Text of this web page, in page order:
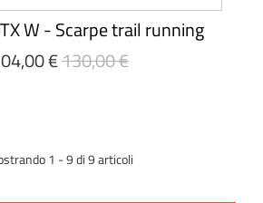
W - Scarpe trail running
€130,00 €
1 - 9 di 9 articoli